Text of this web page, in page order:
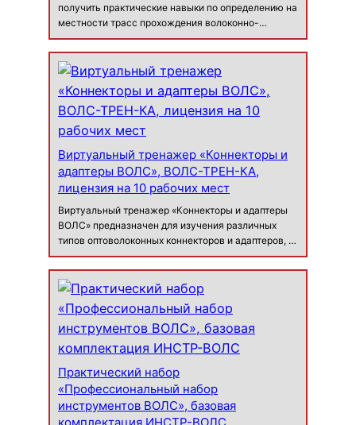
получить практические навыки по определению на
местности трасс прохождения волоконно-
оптических линий связи (ВОЛС) с помощью
трассопоисковых приборов. Тренажер
предназначен для: учебного изучения
Виртуальный тренажер «Коннекторы и
адаптеры ВОЛС», ВОЛС-ТРЕН-КА,
лицензия на 10 рабочих мест
Виртуальный тренажер «Коннекторы и адаптеры
ВОЛС» предназначен для изучения различных
типов оптоволоконных коннекторов и адаптеров, а
также для изучения различных техник
оконцевания и сращивания оптоволоконных
кабелей. Виртуальный тренажер дает возмо…
Практический набор
«Профессиональный набор
инструментов ВОЛС», базовая